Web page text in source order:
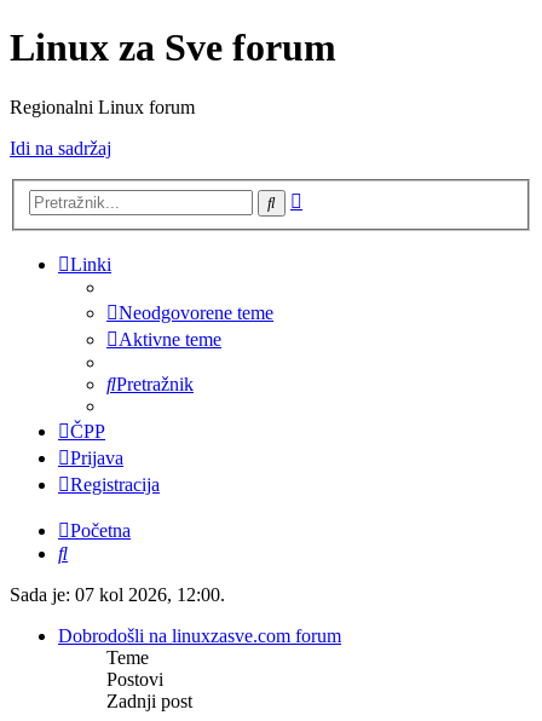
Linux za Sve forum
Regionalni Linux forum
Idi na sadržaj
Pretražnik
Linki
Neodgovorene teme
Aktivne teme
Pretražnik
ČPP
Prijava
Registracija
Početna
Pretražnik
Sada je: 07 kol 2026, 12:00.
Dobrodošli na linuxzasve.com forum
Teme
Postovi
Zadnji post